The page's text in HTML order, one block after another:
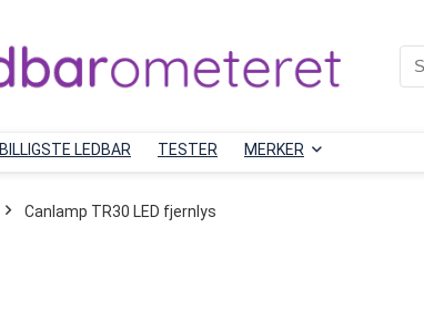
BILLIGSTE LEDBAR TESTER MERKER
Canlamp TR30 LED fjernlys